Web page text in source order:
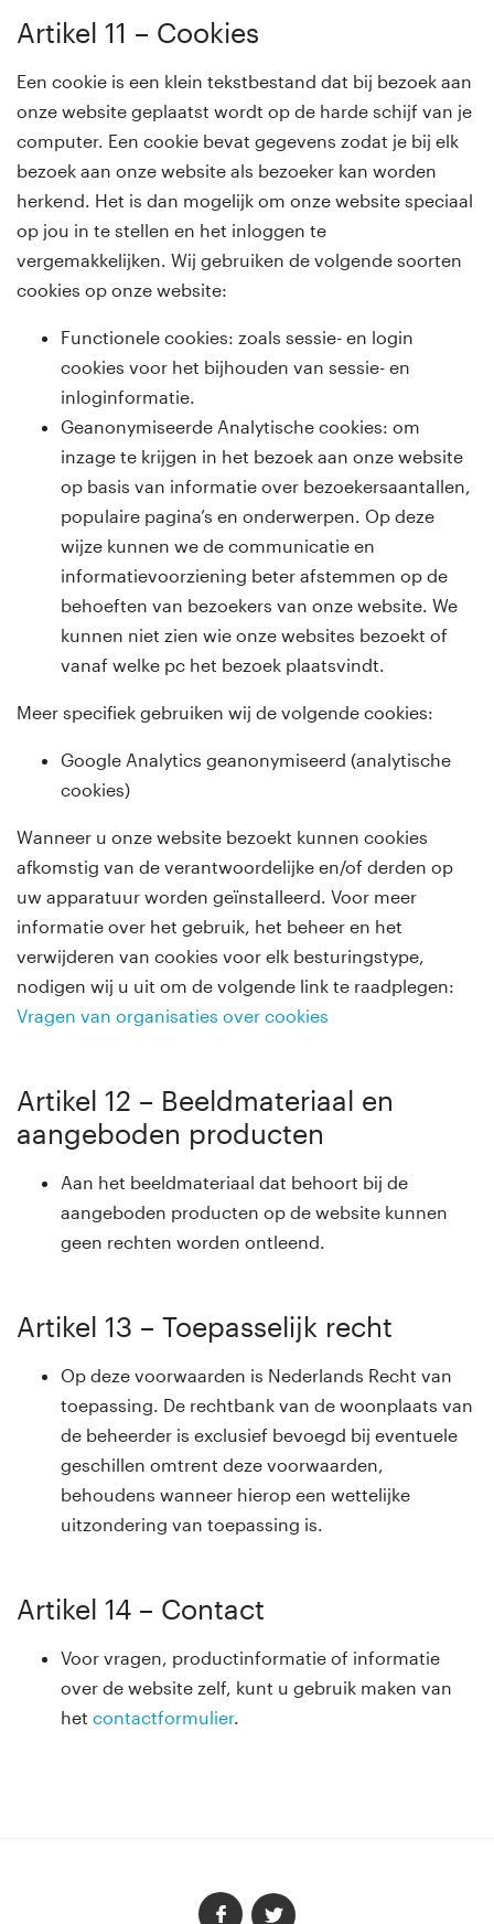
Artikel 11 – Cookies
Een cookie is een klein tekstbestand dat bij bezoek aan
onze website geplaatst wordt op de harde schijf van je
computer. Een cookie bevat gegevens zodat je bij elk
bezoek aan onze website als bezoeker kan worden
herkend. Het is dan mogelijk om onze website speciaal
op jou in te stellen en het inloggen te
vergemakkelijken. Wij gebruiken de volgende soorten
cookies op onze website:
Functionele cookies: zoals sessie- en login
cookies voor het bijhouden van sessie- en
inloginformatie.
Geanonymiseerde Analytische cookies: om
inzage te krijgen in het bezoek aan onze website
op basis van informatie over bezoekersaantallen,
populaire pagina’s en onderwerpen. Op deze
wijze kunnen we de communicatie en
informatievoorziening beter afstemmen op de
behoeften van bezoekers van onze website. We
kunnen niet zien wie onze websites bezoekt of
vanaf welke pc het bezoek plaatsvindt.
Meer specifiek gebruiken wij de volgende cookies:
Google Analytics geanonymiseerd (analytische
cookies)
Wanneer u onze website bezoekt kunnen cookies
afkomstig van de verantwoordelijke en/of derden op
uw apparatuur worden geïnstalleerd. Voor meer
informatie over het gebruik, het beheer en het
verwijderen van cookies voor elk besturingstype,
nodigen wij u uit om de volgende link te raadplegen:
Vragen van organisaties over cookies
Artikel 12 – Beeldmateriaal en
aangeboden producten
Aan het beeldmateriaal dat behoort bij de
aangeboden producten op de website kunnen
geen rechten worden ontleend.
Artikel 13 – Toepasselijk recht
Op deze voorwaarden is Nederlands Recht van
toepassing. De rechtbank van de woonplaats van
de beheerder is exclusief bevoegd bij eventuele
geschillen omtrent deze voorwaarden,
behoudens wanneer hierop een wettelijke
uitzondering van toepassing is.
Artikel 14 – Contact
Voor vragen, productinformatie of informatie
over de website zelf, kunt u gebruik maken van
het contactformulier.